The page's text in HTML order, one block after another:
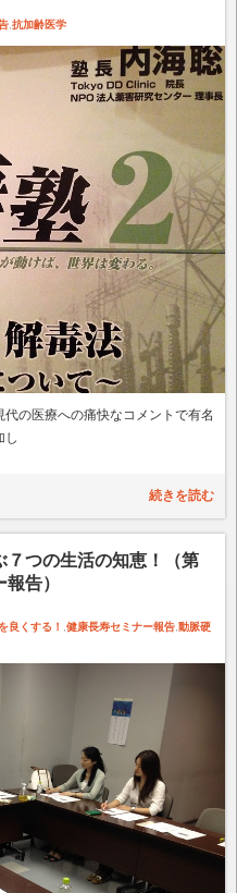
抗加齢医学
の医療への痛快なコメントで有名
し
続きを読む
７つの生活の知恵！（第
告）
良くする！ ,健康長寿セミナー報告,動脈硬